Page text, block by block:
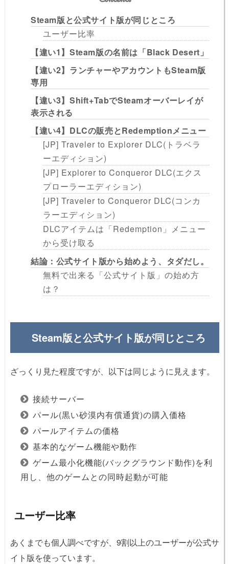
Steam版と公式サイト版が同じところ
ユーザー比率
【違い1】Steam版の名前は「Black Desert」
【違い2】ランチャーやアカウントもSteam版
専用
【違い3】Shift+TabでSteamオーバーレイが
表示される
【違い4】DLCの販売とRedemptionメニュー
[JP] Traveler to Explorer DLC(トラベラ
ーエディション)
[JP] Explorer to Conqueror DLC(エクス
プローラーエディション)
[JP] Traveler to Conqueror DLC(コンカ
ラーエディション)
DLCアイテムは「Redemption」メニュー
から受け取る
結論：公式サイト版から始めよう、タダだし。
無料で出来る「公式サイト版」の始め方
は？
Steam版と公式サイト版が同じところ
ざっくり見た程度ですが、以下は同じように見えます。
接続サーバー
パール(黒い砂漠内有償通貨)の購入価格
パールアイテムの価格
基本的なゲーム機能や動作
ゲーム最小化機能(バックグラウンド動作)を利
用し、他のゲームとの同時起動が可能
ユーザー比率
あくまでも個人調べですが、9割以上のユーザーが公式サ
イト版を使っています。